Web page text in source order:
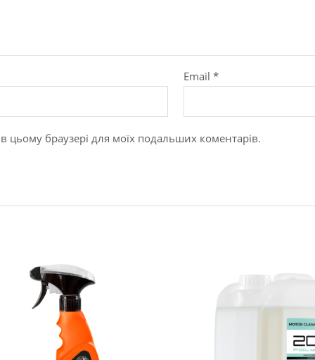
Email*
цьому браузері для моїх подальших коментарів.